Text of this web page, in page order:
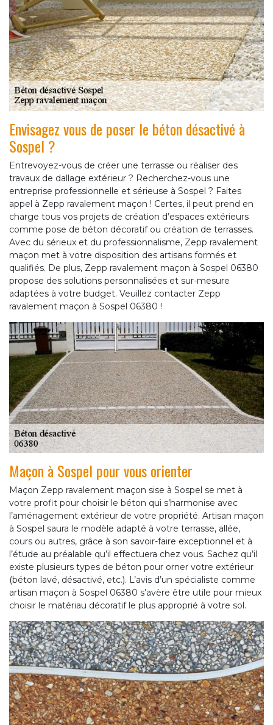
Envisagez vous de poser le béton désactivé à
Sospel ?
Entrevoyez-vous de créer une terrasse ou réaliser des
travaux de dallage extérieur ? Recherchez-vous une
entreprise professionnelle et sérieuse à Sospel ? Faites
appel à Zepp ravalement maçon ! Certes, il peut prend en
charge tous vos projets de création d’espaces extérieurs
comme pose de béton décoratif ou création de terrasses.
Avec du sérieux et du professionnalisme, Zepp ravalement
maçon met à votre disposition des artisans formés et
qualifiés. De plus, Zepp ravalement maçon à Sospel 06380
propose des solutions personnalisées et sur-mesure
adaptées à votre budget. Veuillez contacter Zepp
ravalement maçon à Sospel 06380 !
Maçon à Sospel pour vous orienter
Maçon Zepp ravalement maçon sise à Sospel se met à
votre profit pour choisir le béton qui s’harmonise avec
l’aménagement extérieur de votre propriété. Artisan maçon
à Sospel saura le modèle adapté à votre terrasse, allée,
cours ou autres, grâce à son savoir-faire exceptionnel et à
l’étude au préalable qu’il effectuera chez vous. Sachez qu’il
existe plusieurs types de béton pour orner votre extérieur
(béton lavé, désactivé, etc.). L’avis d’un spécialiste comme
artisan maçon à Sospel 06380 s’avère être utile pour mieux
choisir le matériau décoratif le plus approprié à votre sol.